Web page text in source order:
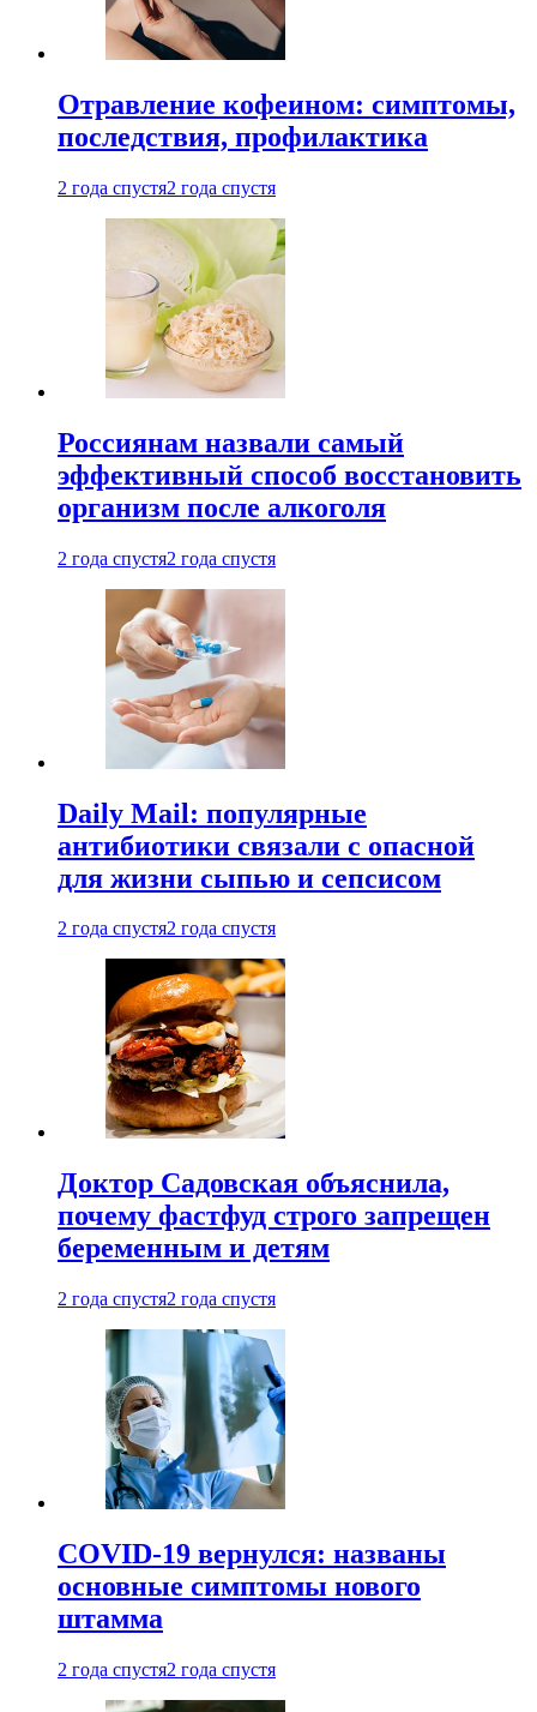
Отравление кофеином: симптомы,
последствия, профилактика
2 года спустя2 года спустя
Россиянам назвали самый
эффективный способ восстановить
организм после алкоголя
2 года спустя2 года спустя
Daily Mail: популярные
антибиотики связали с опасной
для жизни сыпью и сепсисом
2 года спустя2 года спустя
Доктор Садовская объяснила,
почему фастфуд строго запрещен
беременным и детям
2 года спустя2 года спустя
COVID-19 вернулся: названы
основные симптомы нового
штамма
2 года спустя2 года спустя